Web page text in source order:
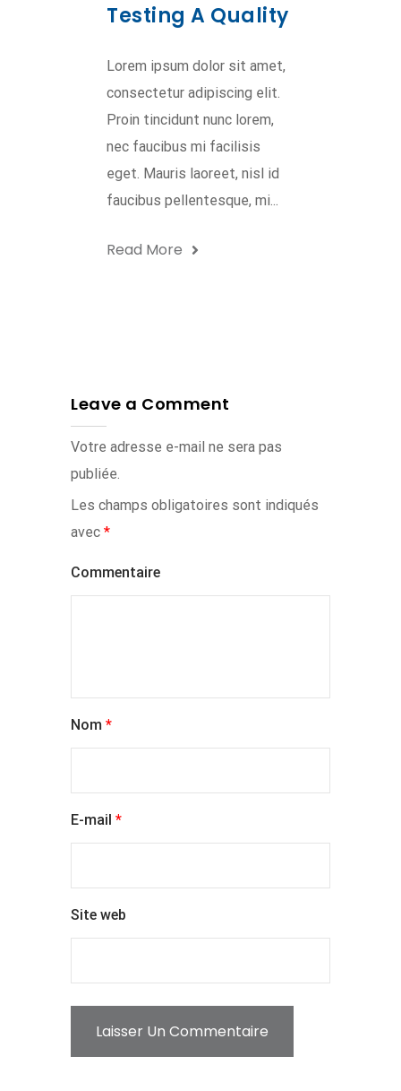
Testing A Quality
Lorem ipsum dolor sit amet,
consectetur adipiscing elit.
Proin tincidunt nunc lorem,
nec faucibus mi facilisis
eget. Mauris laoreet, nisl id
faucibus pellentesque, mi...
Read More
Leave a Comment
Votre adresse e-mail ne sera pas
publiée.
Les champs obligatoires sont indiqués
avec *
Commentaire
Nom *
E-mail *
Site web